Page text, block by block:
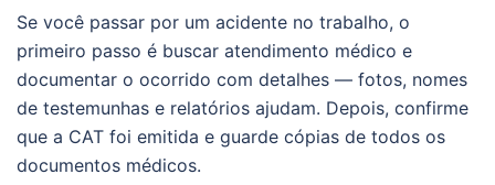
Se você passar por um acidente no trabalho, o
primeiro passo é buscar atendimento médico e
documentar o ocorrido com detalhes — fotos, nomes
de testemunhas e relatórios ajudam. Depois, confirme
que a CAT foi emitida e guarde cópias de todos os
documentos médicos.